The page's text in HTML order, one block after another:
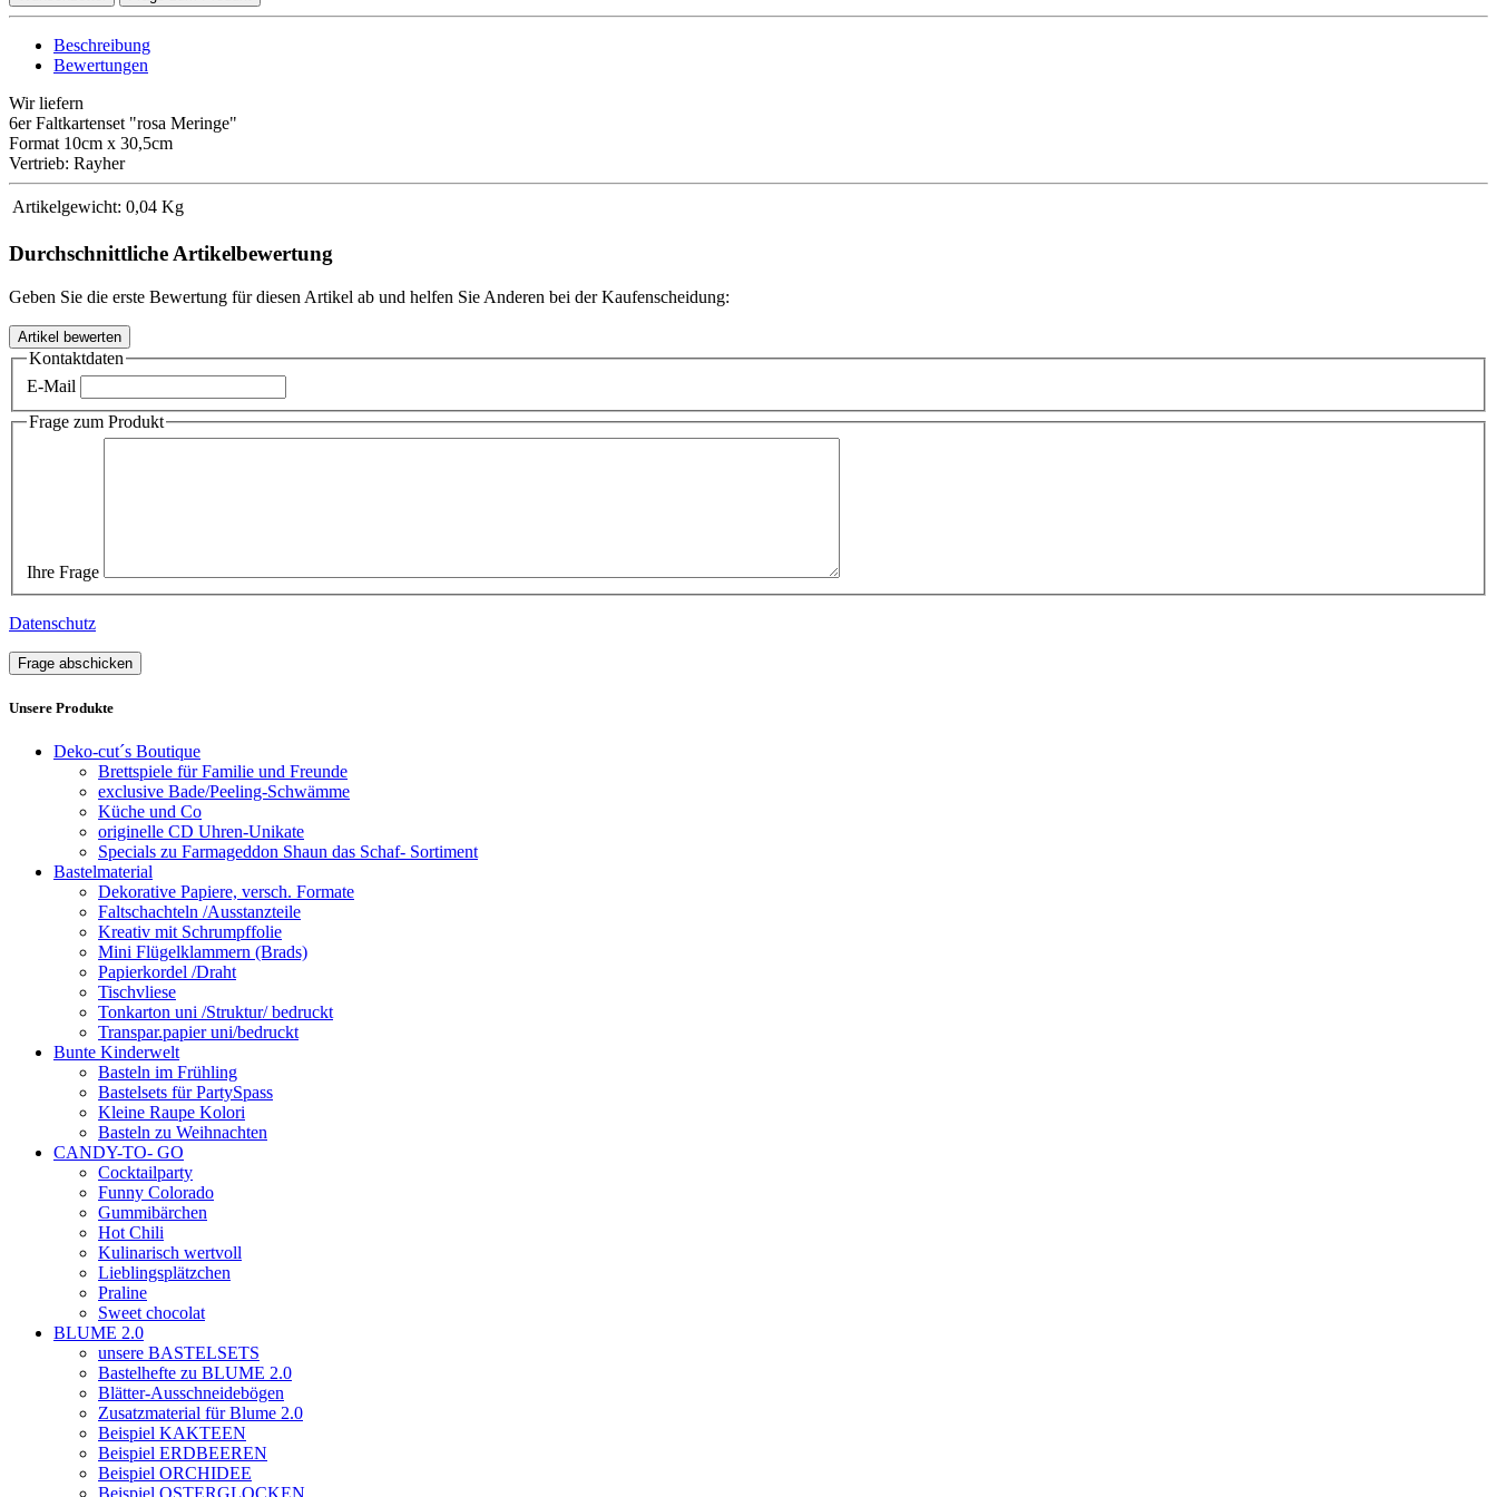
Beschreibung
Bewertungen
Wir liefern
6er Faltkartenset "rosa Meringe"
Format 10cm x 30,5cm
Vertrieb: Rayher
Artikelgewicht: 0,04 Kg
Durchschnittliche Artikelbewertung
Geben Sie die erste Bewertung für diesen Artikel ab und helfen Sie Anderen bei der Kaufenscheidung:
Kontaktdaten
E-Mail
Frage zum Produkt
Ihre Frage
Datenschutz
Frage abschicken
Unsere Produkte
Deko-cut´s Boutique
Brettspiele für Familie und Freunde
exclusive Bade/Peeling-Schwämme
Küche und Co
originelle CD Uhren-Unikate
Specials zu Farmageddon Shaun das Schaf- Sortiment
Bastelmaterial
Dekorative Papiere, versch. Formate
Faltschachteln /Ausstanzteile
Kreativ mit Schrumpffolie
Mini Flügelklammern (Brads)
Papierkordel /Draht
Tischvliese
Tonkarton uni /Struktur/ bedruckt
Transpar.papier uni/bedruckt
Bunte Kinderwelt
Basteln im Frühling
Bastelsets für PartySpass
Kleine Raupe Kolori
Basteln zu Weihnachten
CANDY-TO- GO
Cocktailparty
Funny Colorado
Gummibärchen
Hot Chili
Kulinarisch wertvoll
Lieblingsplätzchen
Praline
Sweet chocolat
BLUME 2.0
unsere BASTELSETS
Bastelhefte zu BLUME 2.0
Blätter-Ausschneidebögen
Zusatzmaterial für Blume 2.0
Beispiel KAKTEEN
Beispiel ERDBEEREN
Beispiel ORCHIDEE